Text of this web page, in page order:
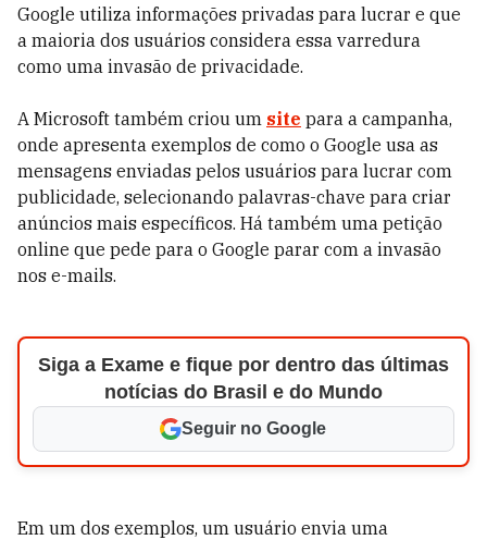
Google utiliza informações privadas para lucrar e que
a maioria dos usuários considera essa varredura
como uma invasão de privacidade.
A Microsoft também criou um site para a campanha,
onde apresenta exemplos de como o Google usa as
mensagens enviadas pelos usuários para lucrar com
publicidade, selecionando palavras-chave para criar
anúncios mais específicos. Há também uma petição
online que pede para o Google parar com a invasão
nos e-mails.
Siga a Exame e fique por dentro das últimas
notícias do Brasil e do Mundo
Seguir no Google
Em um dos exemplos, um usuário envia uma